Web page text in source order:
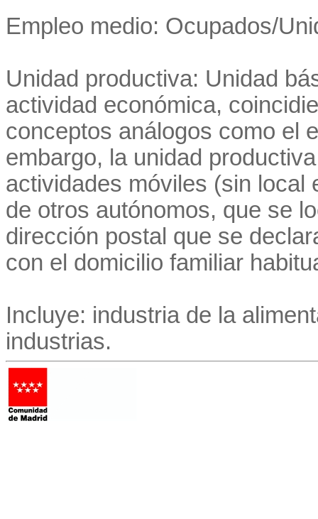
Empleo medio: Ocupados/
Unidad productiva: Unidad
actividad económica,
conceptos análogos como el
embargo, la unidad
actividades móviles (sin
de otros autónomos, que se
dirección postal que se
con el domicilio familiar
Incluye: industria de la
industrias.